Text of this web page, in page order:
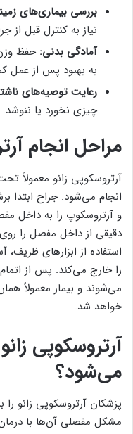
بررسی بیماری‌های
نیاز به کنترل قبل از
آمادگی بدنی: حفظ
به بهبود پس از عمل
رعایت توصیه‌های
چیزی نخورد یا ننوشد.
مراحل انجام
آرتروسکوپی زانو
انجام می‌شود. جراح
و آرتروسکوپ را به داخل
دقیقی از داخل مفصل را
استفاده از ابزارهای
را خارج می‌کند. پس از
می‌شوند و بیمار معمولاً
خواهد شد.
آرتروسکوپی
می‌شود؟
پزشکان آرتروسکوپی زانو
مشکل مفصلی آن‌ها با